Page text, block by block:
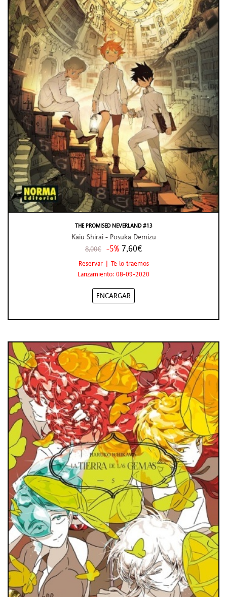
THE PROMISED NEVERLAND #13
Kaiu Shirai - Posuka Demizu
8,00€ -5% 7,60€
Reservar | Te lo traemos
Lanzamiento: 08-09-2020
ENCARGAR